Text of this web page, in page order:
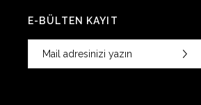
E-BÜLTEN KAYIT